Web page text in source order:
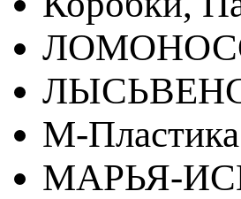
М-Пластика
МАРЬЯ-